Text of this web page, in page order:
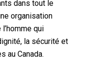
dans tout le
organisation
qui
la sécurité et
au Canada.